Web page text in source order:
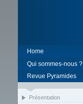
Home
Qui sommes-nous ?
Revue Pyramides
Présentation